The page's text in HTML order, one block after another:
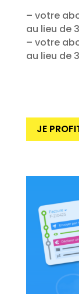
– votre
au lieu de
– votre
au lieu de
JE